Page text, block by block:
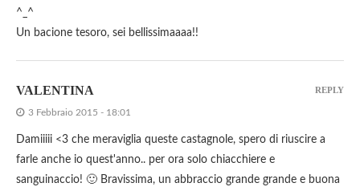
^_^
Un bacione tesoro, sei bellissimaaaa!!
VALENTINA
3 Febbraio 2015 - 18:01
Damiiiii <3 che meraviglia queste castagnole, spero di riuscire a
farle anche io quest'anno.. per ora solo chiacchiere e
sanguinaccio! 🙂 Bravissima, un abbraccio grande grande e buona
REPLY